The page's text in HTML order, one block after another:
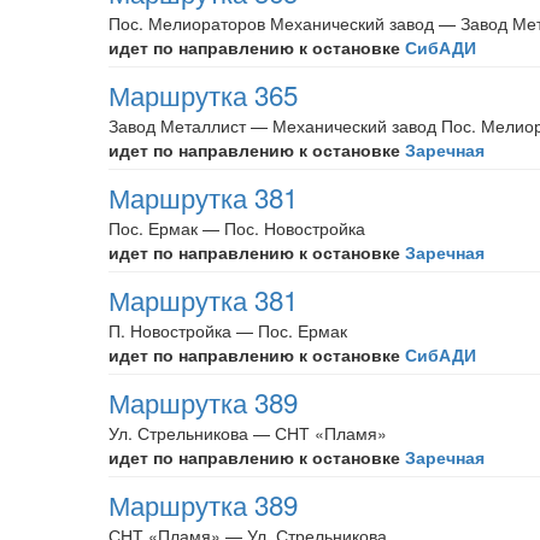
Пос. Мелиораторов Механический завод — Завод
идет по направлению к остановке СибАДИ
Маршрутка 365
Завод Металлист — Механический завод Пос.
идет по направлению к остановке Заречная
Маршрутка 381
Пос. Ермак — Пос. Новостройка
идет по направлению к остановке Заречная
Маршрутка 381
П. Новостройка — Пос. Ермак
идет по направлению к остановке СибАДИ
Маршрутка 389
Ул. Стрельникова — СНТ «Пламя»
идет по направлению к остановке Заречная
Маршрутка 389
СНТ «Пламя» — Ул. Стрельникова